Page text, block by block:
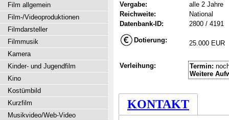
Vergabe:
alle 2 Jahre
Reichweite:
National
Datenbank-ID:
2800 / 4191
Dotierung: 25.000 EUR
Verleihung: Termin:
Weitere
KONTAKT
Film allgemein
Film-/Videoproduktionen
Filmdarsteller
Filmmusik
Kamera
Kinder- und Jugendfilm
Kino
Kostümbild
Kurzfilm
Musikvideo/Web-Video